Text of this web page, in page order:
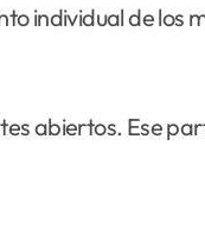
individual de los
abiertos. Ese